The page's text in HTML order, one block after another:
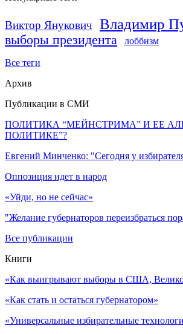
Виктор Янукович Владимир
выборы президента лоббизм
Все теги
Архив
Публикации в СМИ
ПОЛИТИКА “МЕЙНСТРИМА” И ЕЕ
ПОЛИТИКЕ”?
Евгений Минченко: "Сегодня у
Оппозиция идет в народ
«Уйди, но не сейчас»
"Желание губернаторов переизбраться
Все публикации
Книги
«Как выигрывают выборы в США,
«Как стать и остаться губернатором»
«Универсальные избирательные